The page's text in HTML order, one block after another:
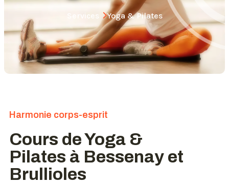
Services Yoga & Pilates
Harmonie corps-esprit
Cours de Yoga &
Pilates à Bessenay et
Brullioles